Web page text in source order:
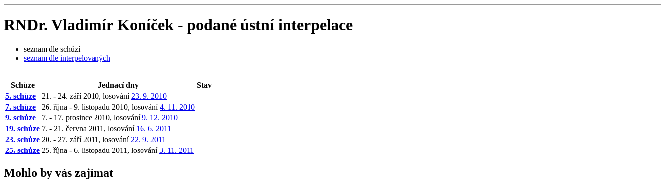
RNDr. Vladimír Koníček - podané ústní interpelace
seznam dle schůzí
seznam dle interpelovaných
Schůze Jednací dny
Stav
5. schůze
21. - 24. září 2010, losování 23. 9. 2010
7. schůze
26. října - 9. listopadu 2010, losování4. 11. 2010
9. schůze
7. - 17. prosince 2010, losování9. 12. 2010
19. schůze 7. - 21. června 2011, losování 16. 6. 2011
23. schůze 20. - 27. září 2011, losování 22. 9. 2011
25. schůze 25. října - 6. listopadu 2011, losování3. 11. 2011
Mohlo by vás zajímat